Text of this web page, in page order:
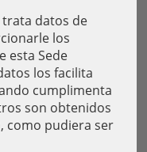
trata datos de
los
esta Sede
los facilita
cumplimenta
son obtenidos
como pudiera ser